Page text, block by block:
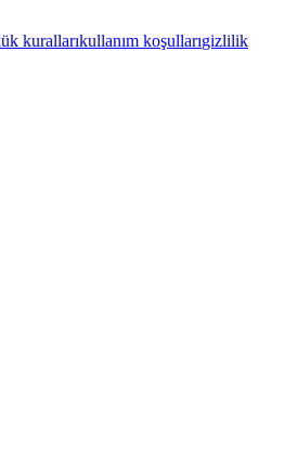
kurallarıkullanım koşullarıgizlilik